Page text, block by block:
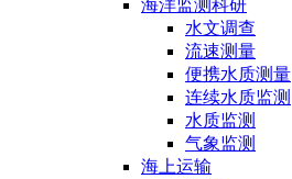
海洋监测科研
水文调查
流速测量
便携水质测量
连续水质监测
水质监测
气象监测
海上运输